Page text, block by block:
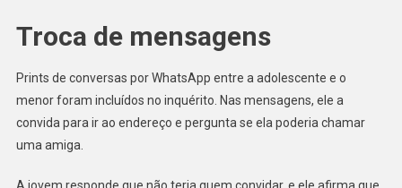
Troca de mensagens
Prints de conversas por WhatsApp entre a adolescente e o
menor foram incluídos no inquérito. Nas mensagens, ele a
convida para ir ao endereço e pergunta se ela poderia chamar
uma amiga.